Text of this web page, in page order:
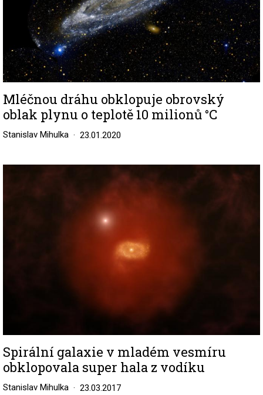
Mléčnou dráhu obklopuje obrovský
oblak plynu o teplotě 10 milionů °C
Stanislav Mihulka 23.01.2020
Spirální galaxie v mladém vesmíru
obklopovala super hala z vodíku
Stanislav Mihulka 23.03.2017